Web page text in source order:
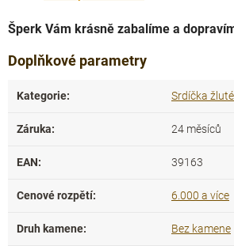
Šperk Vám krásně zabalíme a
Doplňkové parametry
Kategorie: Srdíčka
Záruka: 24 měsíců
EAN: 39163
Cenové rozpětí: 6.000 a více
Druh kamene: Bez kamene